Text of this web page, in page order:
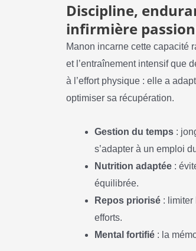
Discipline,
infirmière
Manon incarne cette capacité
et l’entraînement intensif que
à l’effort physique : elle a
optimiser sa récupération.
Gestion du temps :
s’adapter à un emploi
Nutrition adaptée :
équilibrée.
Repos priorisé : limiter
efforts.
Mental fortifié : la